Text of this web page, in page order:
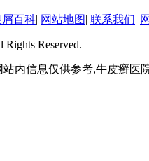
屑百科| 网站地图| 联系我们|
Reserved.
内信息仅供参考,牛皮癣医